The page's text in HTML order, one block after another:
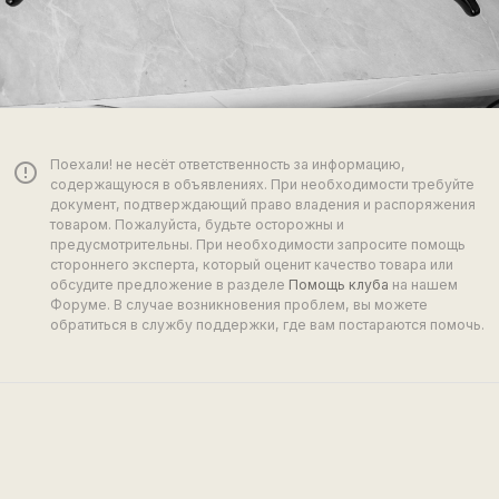
error_outline
Поехали! не несёт ответственность за информацию,
содержащуюся в объявлениях. При необходимости требуйте
документ, подтверждающий право владения и распоряжения
товаром. Пожалуйста, будьте осторожны и
предусмотрительны. При необходимости запросите помощь
стороннего эксперта, который оценит качество товара или
обсудите предложение в разделе Помощь клуба на нашем
Форуме. В случае возникновения проблем, вы можете
обратиться в службу поддержки, где вам постараются помочь.